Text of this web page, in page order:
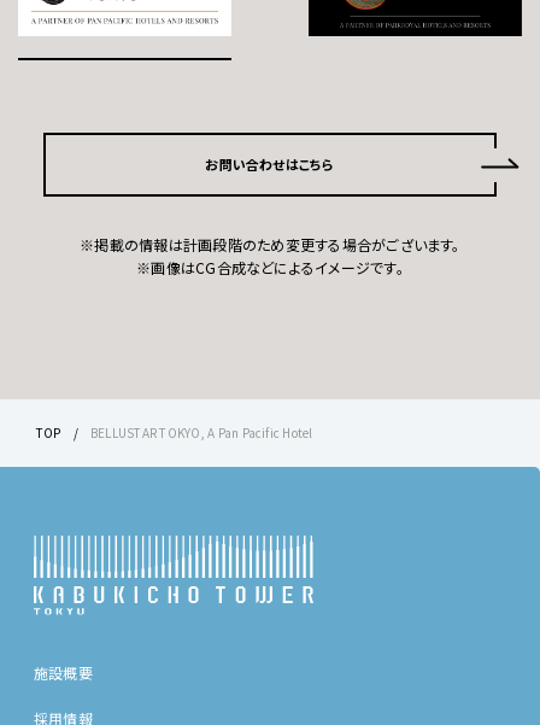
お問い合わせはこちら
※掲載の情報は計画段階のため変更する場合がございます。
※画像はCG合成などによるイメージです。
TOP BELLUSTAR TOKYO, A Pan Pacific Hotel
施設概要
採用情報